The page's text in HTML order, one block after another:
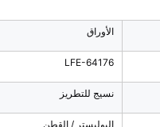
الأوراق
LFE-64176
نسيج للتطريز
البوليستر / القطن